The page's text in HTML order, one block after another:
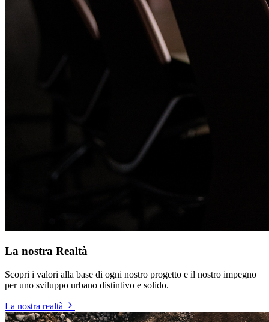
La nostra Realtà
Scopri i valori alla base di ogni nostro progetto e il nostro impegno
per uno sviluppo urbano distintivo e solido.
La nostra realtà